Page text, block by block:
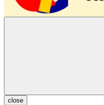
close